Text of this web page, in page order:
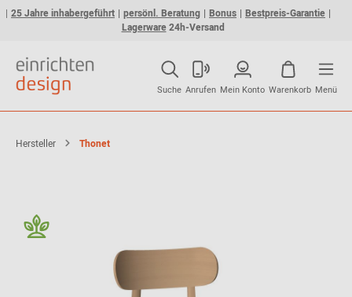
25 Jahre inhabergeführt persönl. Beratung Bonus
Bestpreis-Garantie
Lagerware24h-Versand
Suche Anrufen Mein Konto Warenkorb Menü
Hersteller Thonet